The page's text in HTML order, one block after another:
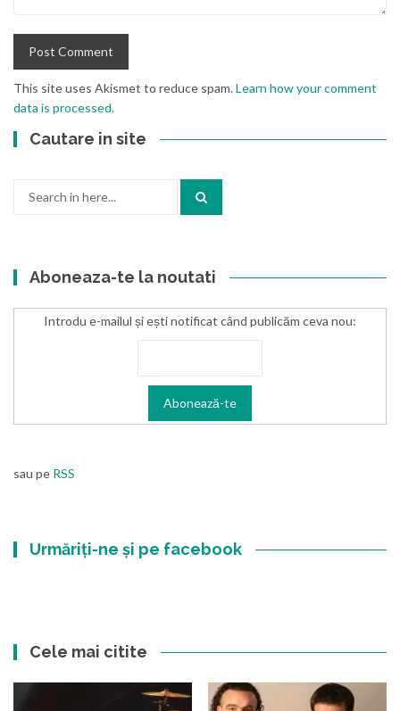
This site uses Akismet to reduce spam.Learn how your comment
data is processed.
Cautare in site
Aboneaza-te la noutati
Introdu e-mailul și ești notificat când publicăm ceva nou:
sau pe RSS
Urmăriți-ne și pe facebook
Cele mai citite